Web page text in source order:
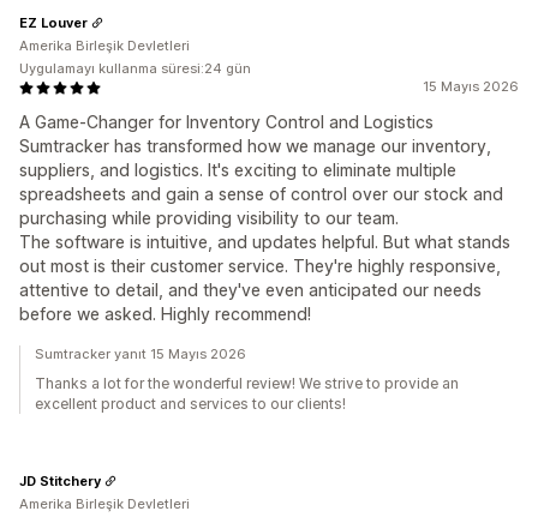
15 Mayıs 2026
A Game-Changer for Inventory Control and Logistics
Sumtracker has transformed how we manage our inventory,
suppliers, and logistics. It's exciting to eliminate multiple
spreadsheets and gain a sense of control over our stock and
purchasing while providing visibility to our team.
The software is intuitive, and updates helpful. But what stands
out most is their customer service. They're highly responsive,
attentive to detail, and they've even anticipated our needs
before we asked. Highly recommend!
EZ Louver
Amerika Birleşik Devletleri
Uygulamayı kullanma süresi:24 gün
Sumtracker yanıt 15 Mayıs 2026
Thanks a lot for the wonderful review! We strive to provide an
excellent product and services to our clients!
JD Stitchery
Amerika Birleşik Devletleri